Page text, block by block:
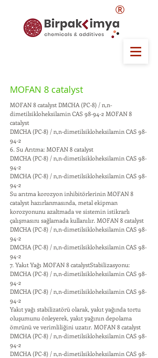
®
MOFAN 8 catalyst
MOFAN 8 catalyst DMCHA (PC-8) / n,n-
dimetilsikloheksilamin CAS 98-94-2 MOFAN 8
catalyst
DMCHA (PC-8) / n,n-dimetilsikloheksilamin CAS 98-
94-2
6. Su Arıtma: MOFAN 8 catalyst
DMCHA (PC-8) / n,n-dimetilsikloheksilamin CAS 98-
94-2
DMCHA (PC-8) / n,n-dimetilsikloheksilamin CAS 98-
94-2
Su arıtma korozyon inhibitörlerinin MOFAN 8
catalyst hazırlanmasında, metal ekipman
korozyonunu azaltmada ve sistemin istikrarlı
çalışmasını sağlamada kullanılır. MOFAN 8 catalyst
DMCHA (PC-8) / n,n-dimetilsikloheksilamin CAS 98-
94-2
DMCHA (PC-8) / n,n-dimetilsikloheksilamin CAS 98-
94-2
7. Yakıt Yağı MOFAN 8 catalystStabilizasyonu:
DMCHA (PC-8) / n,n-dimetilsikloheksilamin CAS 98-
94-2
DMCHA (PC-8) / n,n-dimetilsikloheksilamin CAS 98-
94-2
Yakıt yağı stabilizatörü olarak, yakıt yağında tortu
oluşumunu önleyerek, yakıt yağının depolama
ömrünü ve verimliliğini uzatır. MOFAN 8 catalyst
DMCHA (PC-8) / n,n-dimetilsikloheksilamin CAS 98-
94-2
DMCHA (PC-8) / n,n-dimetilsikloheksilamin CAS 98-